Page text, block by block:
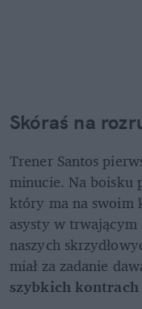
Skóraś na
Trener Santos
minucie. Na boisku
który ma na swoim
asysty w trwającym
naszych
szybkich kontrach